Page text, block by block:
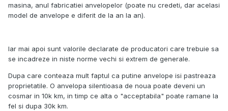
masina, anul fabricatiei anvelopelor (poate nu credeti, dar acelasi
model de anvelope e diferit de la an la an).
Iar mai apoi sunt valorile declarate de producatori care trebuie sa
se incadreze in niste norme vechi si extrem de generale.
Dupa care conteaza mult faptul ca putine anvelope isi pastreaza
proprietatile. O anvelopa silentioasa de noua poate deveni un
cosmar in 10k km, in timp ce alta o "acceptabila" poate ramane la
fel si dupa 30k km.